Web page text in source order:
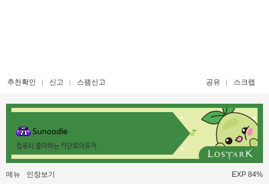
추천확인 신고 스팸신고 공유 스크랩
Sunoodle
컴퓨터 좋아하는 카단로아유저
메뉴 인장보기 EXP 84%